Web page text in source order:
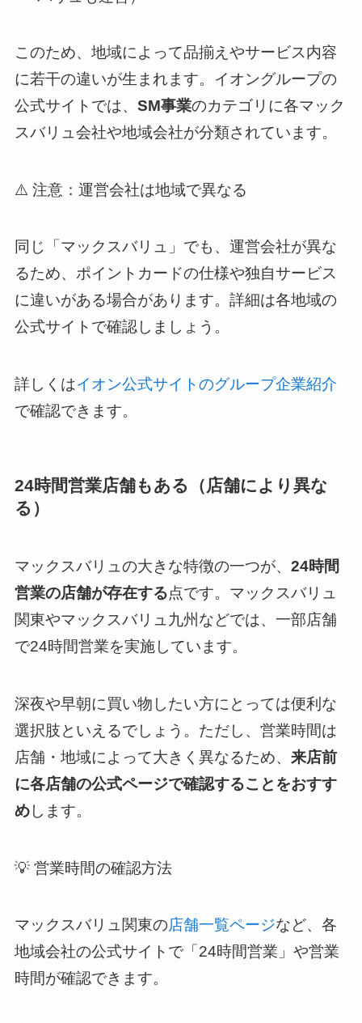
このため、地域によって品揃えやサービス内容
に若干の違いが生まれます。イオングループの
公式サイトでは、 SM事業のカテゴリに各マック
スバリュ会社や地域会社が分類されています。
⚠️ 注意：運営会社は地域で異なる
同じ「マックスバリュ」でも、運営会社が異な
るため、ポイントカードの仕様や独自サービス
に違いがある場合があります。詳細は各地域の
公式サイトで確認しましょう。
詳しくはイオン公式サイトのグループ企業紹介
で確認できます。
24時間営業店舗もある（店舗により異な
る）
マックスバリュの大きな特徴の一つが、 24時間
営業の店舗が存在する点です。マックスバリュ
関東やマックスバリュ九州などでは、一部店舗
で24時間営業を実施しています。
深夜や早朝に買い物したい方にとっては便利な
選択肢といえるでしょう。ただし、営業時間は
店舗・地域によって大きく異なるため、 来店前
に各店舗の公式ページで確認することをおすす
めします。
💡 営業時間の確認方法
マックスバリュ関東の店舗一覧ページなど、各
地域会社の公式サイトで「24時間営業」や営業
時間が確認できます。